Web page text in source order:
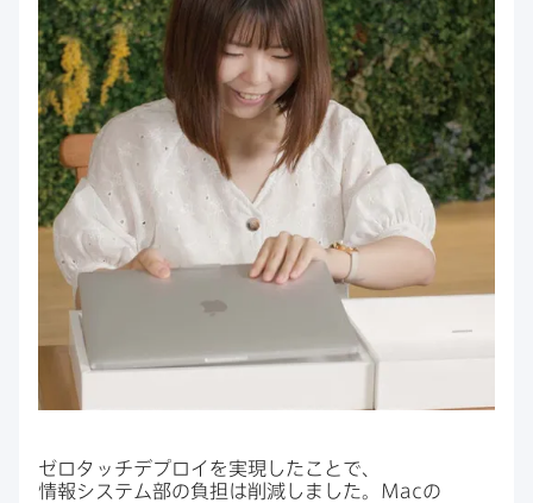
ゼロタッチデプロイを​実現した​ことで、​
情報システム部の​負担は​削減しました。 Macの​